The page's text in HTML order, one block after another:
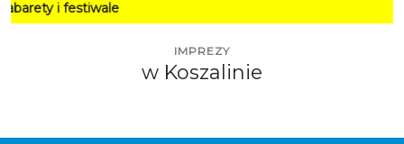
IMPREZY
w Koszalinie